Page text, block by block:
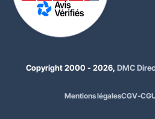
Copyright 2000 - 2026, DMC
Mentions légalesCGV-